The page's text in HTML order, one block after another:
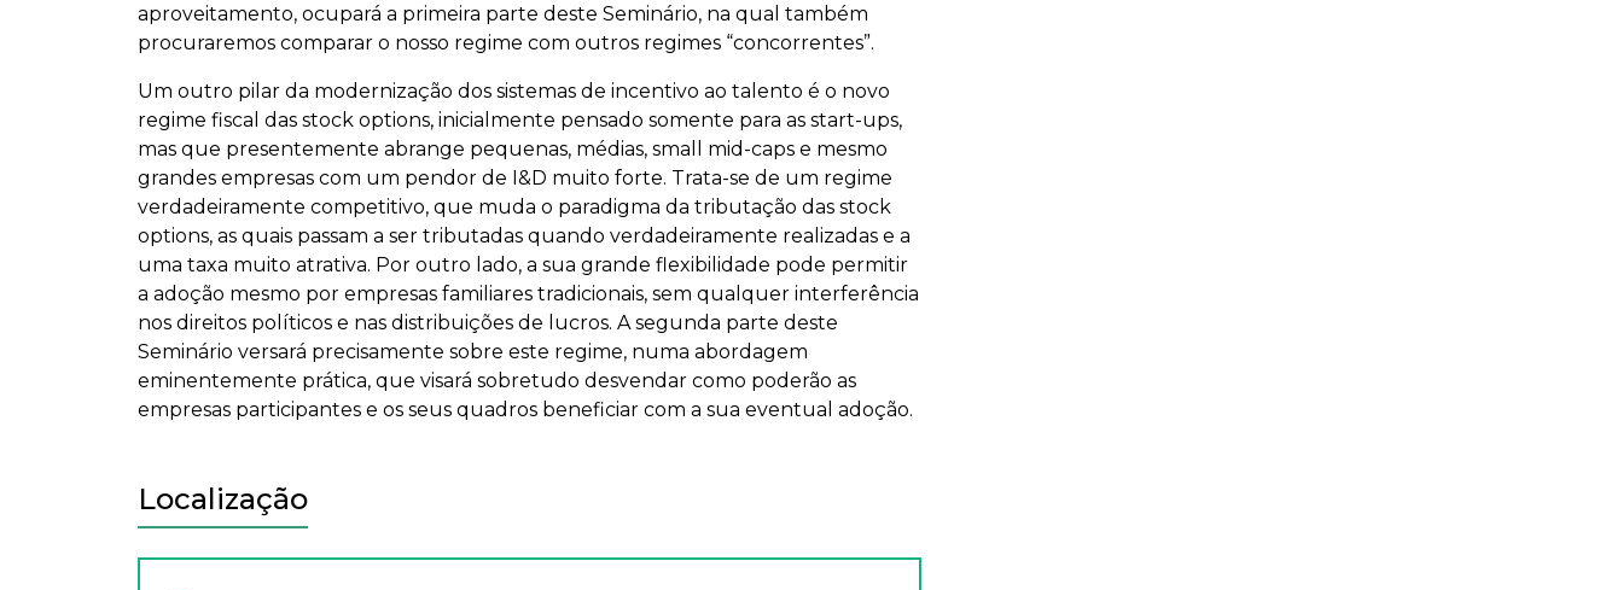
aproveitamento, ocupará a primeira parte deste Seminário, na qual também
procuraremos comparar o nosso regime com outros regimes “concorrentes”.
Um outro pilar da modernização dos sistemas de incentivo ao talento é o novo
regime fiscal das stock options, inicialmente pensado somente para as start-ups,
mas que presentemente abrange pequenas, médias, small mid-caps e mesmo
grandes empresas com um pendor de I&D muito forte. Trata-se de um regime
verdadeiramente competitivo, que muda o paradigma da tributação das stock
options, as quais passam a ser tributadas quando verdadeiramente realizadas e a
uma taxa muito atrativa. Por outro lado, a sua grande flexibilidade pode permitir
a adoção mesmo por empresas familiares tradicionais, sem qualquer interferência
nos direitos políticos e nas distribuições de lucros. A segunda parte deste
Seminário versará precisamente sobre este regime, numa abordagem
eminentemente prática, que visará sobretudo desvendar como poderão as
empresas participantes e os seus quadros beneficiar com a sua eventual adoção.
Localização